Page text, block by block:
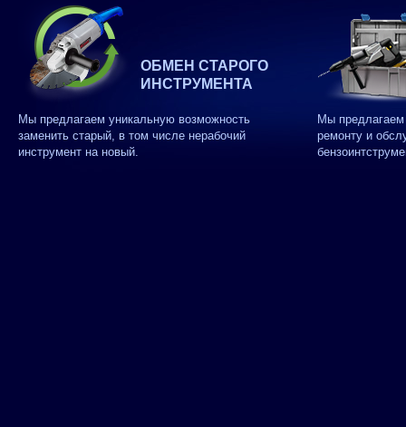
ОБМЕН СТАРОГО
ИНСТРУМЕНТА
Мы предлагаем уникальную возможность
заменить старый, в том числе нерабочий
инструмент на новый.
Мы
ремонту и